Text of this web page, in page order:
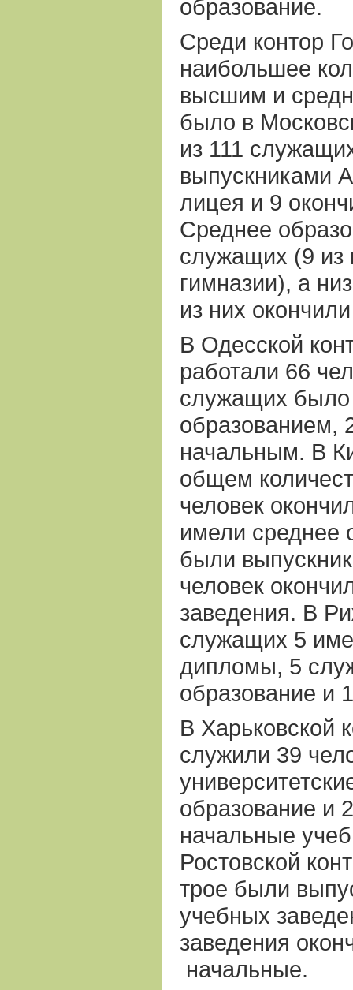
образование.
Среди контор
наибольшее
высшим и
было в
из 111
выпускниками
лицея и 9
Среднее
служащих (9 из
гимназии), а
из них
В Одесской
работали 66
служащих
образованием,
начальным. В
общем
человек
имели среднее
были
человек
заведения. В
служащих 5
дипломы, 5
образование и
В Харьковской
служили 39
образование и
начальные
Ростовской
трое были
учебных
заведения
начальные.